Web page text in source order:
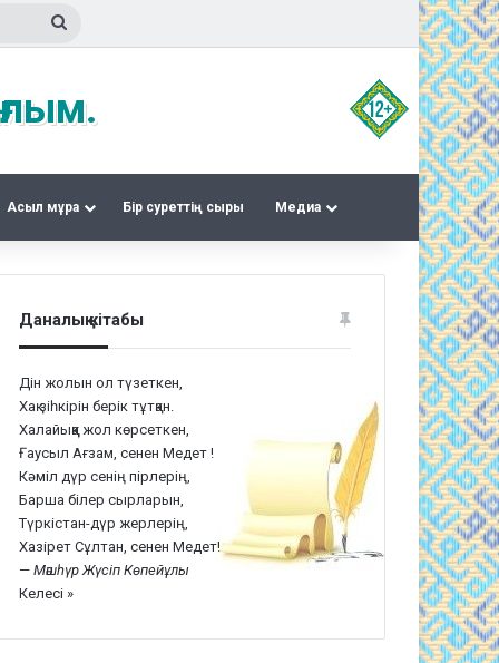
Асыл мұра Бір суреттің сыры Медиа
Даналық кітабы
Дін жолын ол түзеткен,
Хақ зіһкірін берік тұтқан.
Халайыққа жол көрсеткен,
Ғаусыл Ағзам, сенен Медет !
Кәміл дүр сенің пірлерің,
Барша білер сырларын,
Түркістан-дүр жерлерің,
Хазірет Сұлтан, сенен Медет!
—Мәшһүр Жүсіп Көпейұлы
Келесі »